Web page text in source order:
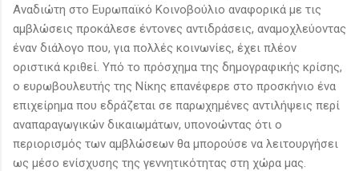
Αναδιώτη στο Ευρωπαϊκό Κοινοβούλιο αναφορικά με τις
αμβλώσεις προκάλεσε έντονες αντιδράσεις, αναμοχλεύοντας
έναν διάλογο που, για πολλές κοινωνίες, έχει πλέον
οριστικά κριθεί. Υπό το πρόσχημα της δημογραφικής κρίσης,
ο ευρωβουλευτής της Νίκης επανέφερε στο προσκήνιο ένα
επιχείρημα που εδράζεται σε παρωχημένες αντιλήψεις περί
αναπαραγωγικών δικαιωμάτων, υπονοώντας ότι ο
περιορισμός των αμβλώσεων θα μπορούσε να λειτουργήσει
ως μέσο ενίσχυσης της γεννητικότητας στη χώρα μας.